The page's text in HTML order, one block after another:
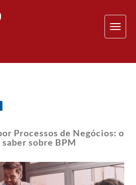
Processos de Negócios: o
sobre BPM